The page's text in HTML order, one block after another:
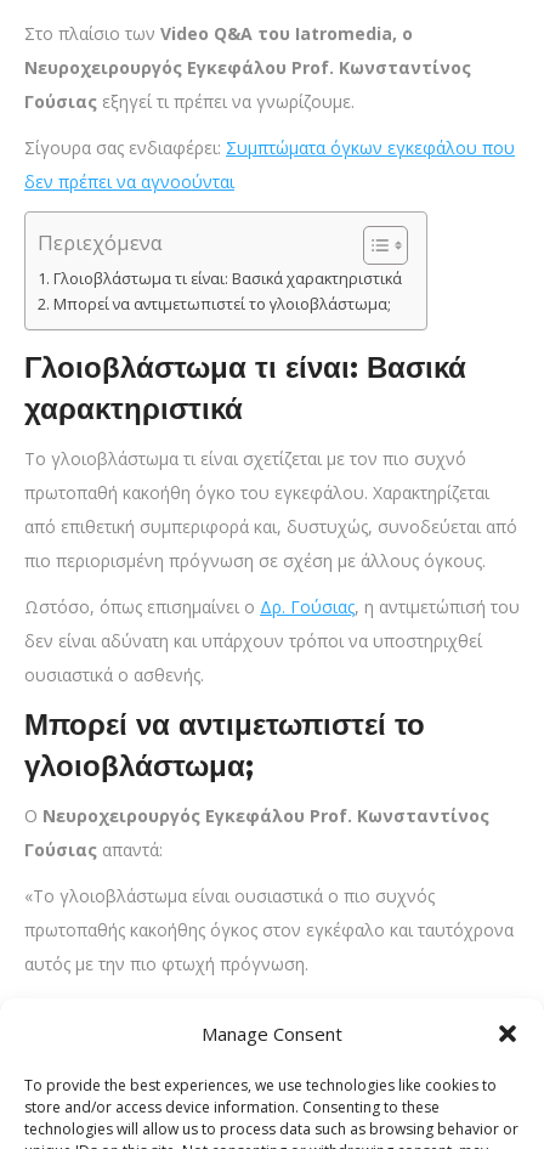
Manage Consent
To provide the best experiences, we use technologies like cookies to
store and/or access device information. Consenting to these
technologies will allow us to process data such as browsing behavior or
Στο πλαίσιο των Video Q&A του Iatromedia, ο
Νευροχειρουργός Εγκεφάλου Prof. Κωνσταντίνος
Γούσιας εξηγεί τι πρέπει να γνωρίζουμε.
Σίγουρα σας ενδιαφέρει: Συμπτώματα όγκων εγκεφάλου που
δεν πρέπει να αγνοούνται
Περιεχόμενα
Γλοιοβλάστωμα τι είναι: Βασικά χαρακτηριστικά
Μπορεί να αντιμετωπιστεί το γλοιοβλάστωμα;
Γλοιοβλάστωμα τι είναι: Βασικά
χαρακτηριστικά
Το γλοιοβλάστωμα τι είναι σχετίζεται με τον πιο συχνό
πρωτοπαθή κακοήθη όγκο του εγκεφάλου. Χαρακτηρίζεται
από επιθετική συμπεριφορά και, δυστυχώς, συνοδεύεται από
πιο περιορισμένη πρόγνωση σε σχέση με άλλους όγκους.
Ωστόσο, όπως επισημαίνει ο Δρ. Γούσιας, η αντιμετώπισή του
δεν είναι αδύνατη και υπάρχουν τρόποι να υποστηριχθεί
ουσιαστικά ο ασθενής.
Μπορεί να αντιμετωπιστεί το
γλοιοβλάστωμα;
Ο Νευροχειρουργός Εγκεφάλου Prof. Κωνσταντίνος
Γούσιας απαντά:
«Το γλοιοβλάστωμα είναι ουσιαστικά ο πιο συχνός
πρωτοπαθής κακοήθης όγκος στον εγκέφαλο και ταυτόχρονα
αυτός με την πιο φτωχή πρόγνωση.
να προσφέρουμε ποιότητα ζωής στους ασθενείς και να
αυξήσουμε το προσδόκιμο επιβίωσης.
Ουσιαστικά πρόκειται για μία μάχη, όπου τόσο ο χειρουργός